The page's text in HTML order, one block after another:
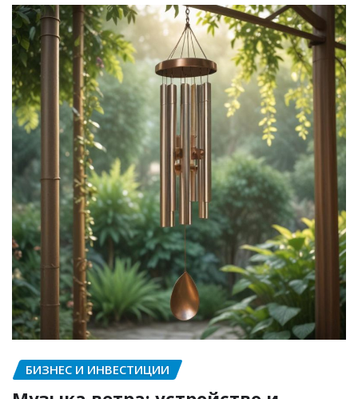
БИЗНЕС И ИНВЕСТИЦИИ